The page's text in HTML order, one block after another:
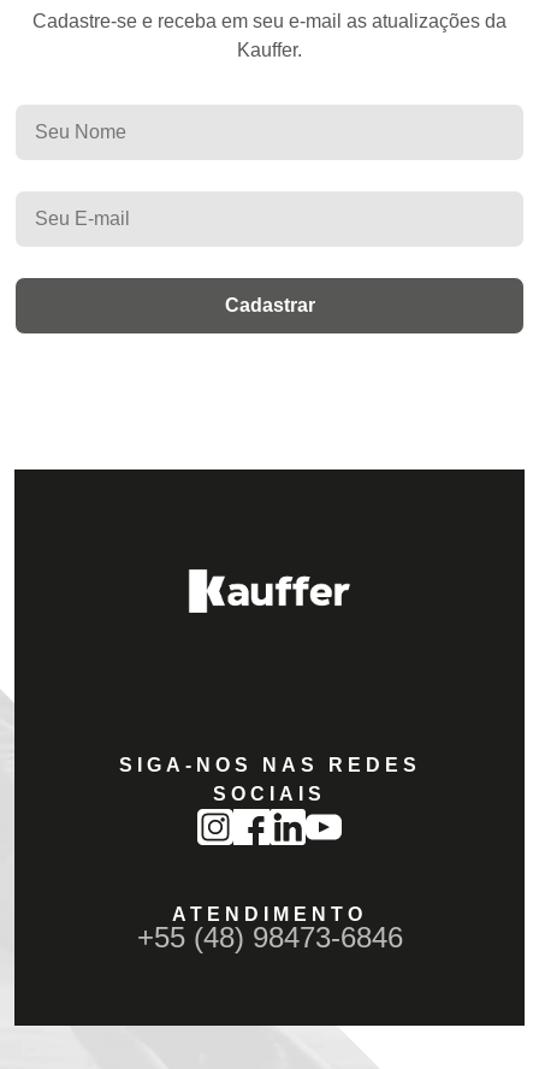
Cadastre-se e receba em seu e-mail as atualizações da
Kauffer.
SIGA-NOS NAS REDES
SOCIAIS
ATENDIMENTO
+55 (48) 98473-6846